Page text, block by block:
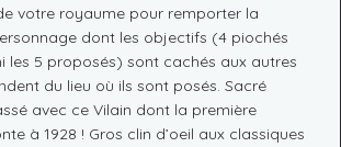
votre royaume pour remporter la
dont les objectifs (4 piochés
les 5 proposés) sont cachés aux autres
du lieu où ils sont posés. Sacré
avec ce Vilain dont la première
à 1928 ! Gros clin d’oeil aux classiques